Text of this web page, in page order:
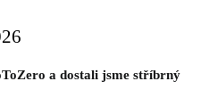
a dostali jsme stříbrný